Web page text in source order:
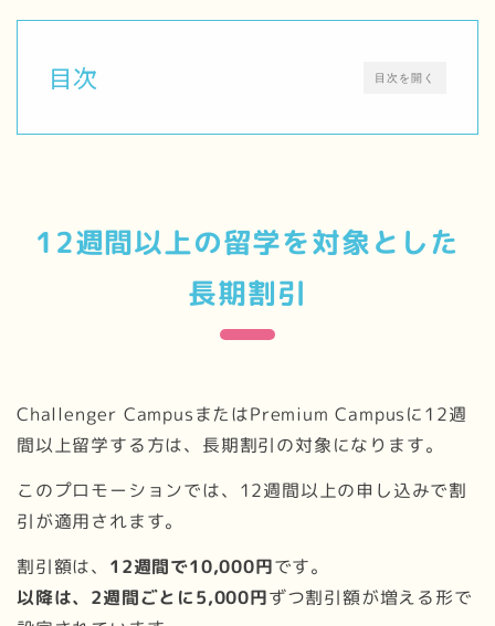
目次を開く
目次
12週間以上の留学を対象とした
長期割引
Challenger CampusまたはPremium Campusに12週
間以上留学する方は、長期割引の対象になります。
このプロモーションでは、12週間以上の申し込みで割
引が適用されます。
割引額は、 12週間で10,000円です。
以降は、2週間ごとに5,000円ずつ割引額が増える形で